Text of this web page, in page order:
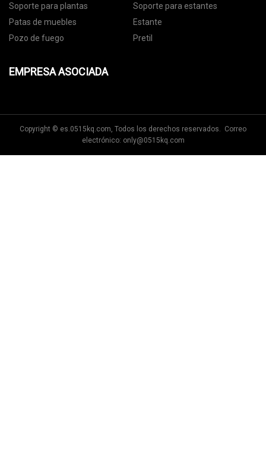
Soporte para plantas
Soporte para estantes
Patas de muebles
Estante
Pozo de fuego
Pretil
EMPRESA ASOCIADA
Copyright © es.0515kq.com, Todos los derechos reservados. Correo
electrónico: only@0515kq.com